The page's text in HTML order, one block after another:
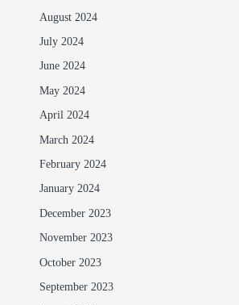
August 2024
July 2024
June 2024
May 2024
April 2024
March 2024
February 2024
January 2024
December 2023
November 2023
October 2023
September 2023